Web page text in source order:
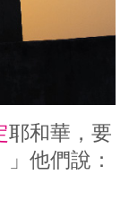
耶和華，要
他們說：